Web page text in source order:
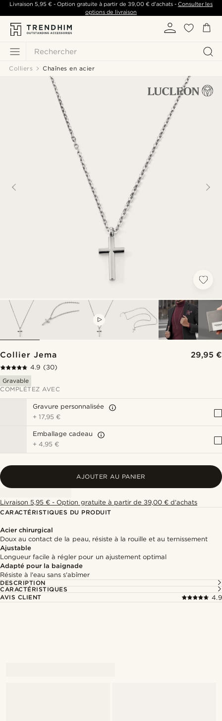
Rechercher
Livraison 5,95 €- Option gratuite à partir de 39,00 €d'achats -Consulter les
options de livraison
Colliers Chaînes en acier
Collier Jema 29,95 €
4.9 (30)
Gravable
COMPLÉTEZ AVEC
Gravure personnalisée
+17,95 €
Emballage cadeau
+4,95 €
AJOUTER AU PANIER
Livraison 5,95 € - Option gratuite à partir de 39,00 € d'achats
CARACTÉRISTIQUES DU PRODUIT
Acier chirurgical
Doux au contact de la peau, résiste à la rouille et au ternissement
Ajustable
Longueur facile à régler pour un ajustement optimal
Adapté pour la baignade
Résiste à l'eau sans s'abîmer
DESCRIPTION
CARACTÉRISTIQUES
AVIS CLIENT
4.9